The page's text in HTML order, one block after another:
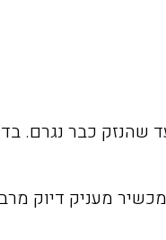
שהנזק כבר נגרם.
מעניק דיוק